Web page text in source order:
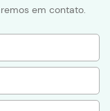
em contato.